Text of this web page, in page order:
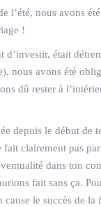
l’été, nous avons
!
était
nous avons été
dû rester à
depuis le début de
fait clairement pas
dans ton
fait sans ça.
le succès de la